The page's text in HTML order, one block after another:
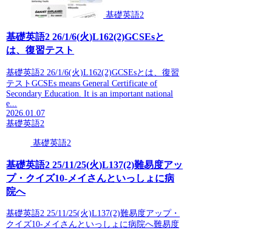
基礎英語2
基礎英語2 26/1/6(火)L162(2)GCSEsと
は、復習テスト
基礎英語2 26/1/6(火)L162(2)GCSEsとは、復習
テストGCSEs means General Certificate of
Secondary Education. It is an important national
e...
2026.01.07
基礎英語2
基礎英語2
基礎英語2 25/11/25(火)L137(2)難易度アッ
プ・クイズ10-メイさんといっしょに病
院へ
基礎英語2 25/11/25(火)L137(2)難易度アップ・
クイズ10-メイさんといっしょに病院へ難易度